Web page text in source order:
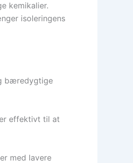
kemikalier.
isoleringens
bæredygtige
effektivt til at
med lavere